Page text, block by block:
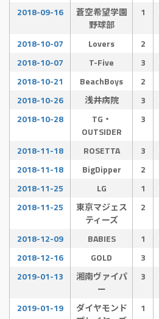
2018-09-16
蒼空希望学園
野球部
1
2018-10-07 Lovers 2
2018-10-07
T-Five 3
2018-10-21
BeachBoys 2
2018-10-26
浅井病院 3
2018-10-28
TG・
OUTSIDER
3
2018-11-18 ROSETTA 3
2018-11-18
BigDipper 2
2018-11-25
LG 1
2018-11-25
東京マジェス
ティーズ
2
2018-12-09 BABIES 1
2018-12-16
GOLD 3
2019-01-13
湘南ヴァイパ
ー
3
2019-01-19
ダイヤモンド
1